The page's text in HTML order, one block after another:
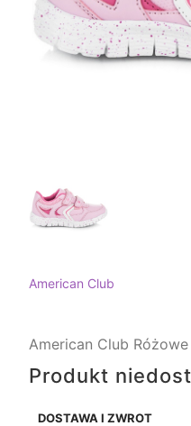
American Club
American Club
Produkt
DOSTAWA I ZWROT